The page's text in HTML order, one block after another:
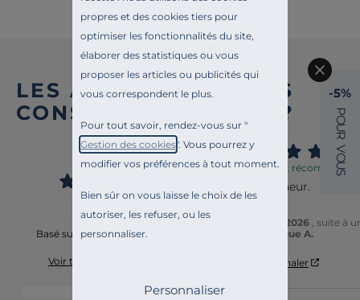
propres et des cookies tiers pour
optimiser les fonctionnalités du site,
élaborer des statistiques ou vous
proposer les articles ou publicités qui
vous correspondent le plus.
Pour tout savoir, rendez-vous sur "
Gestion des cookies". Vous pourrez y
modifier vos préférences à tout moment.
Bien sûr on vous laisse le choix de les
autoriser, les refuser, ou les
personnaliser.
Personnaliser
LES AVIS DES AUTRES
CONSOMM’ACTEURS ?
4.7/5
Basé sur 49 avis soumis à un
Voir tous les avis sur ce site
37
Avis vérifié et récompensé
Que du bonheur.
cldt
01/08/2026
, suite à
De pierre longue A.
Signaler
-5%
P
O
U
R
V
O
U
S